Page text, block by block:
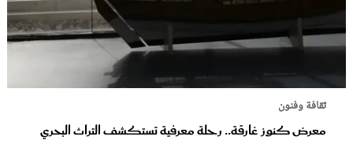
ثقافة وفنون
معرض كنوز غارقة.. رحلة معرفية تستكشف التراث البحري